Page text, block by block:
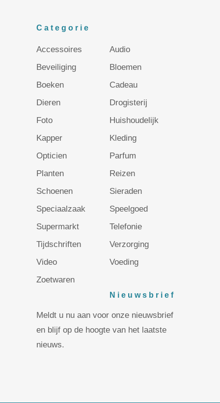
Categorie
Accessoires
Audio
Beveiliging
Bloemen
Boeken
Cadeau
Dieren
Drogisterij
Foto
Huishoudelijk
Kapper
Kleding
Opticien
Parfum
Planten
Reizen
Schoenen
Sieraden
Speciaalzaak
Speelgoed
Supermarkt
Telefonie
Tijdschriften
Verzorging
Video
Voeding
Zoetwaren
Nieuwsbrief
Meldt u nu aan voor onze nieuwsbrief
en blijf op de hoogte van het laatste
nieuws.